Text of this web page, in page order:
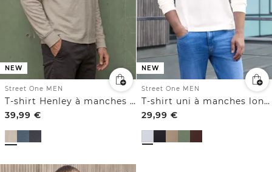
NEW
Street One MEN
T-shirt Henley à manches longues, effet chiné
39,99 €
NEW
Street One MEN
T-shirt uni à manches longues et col rond
29,99 €